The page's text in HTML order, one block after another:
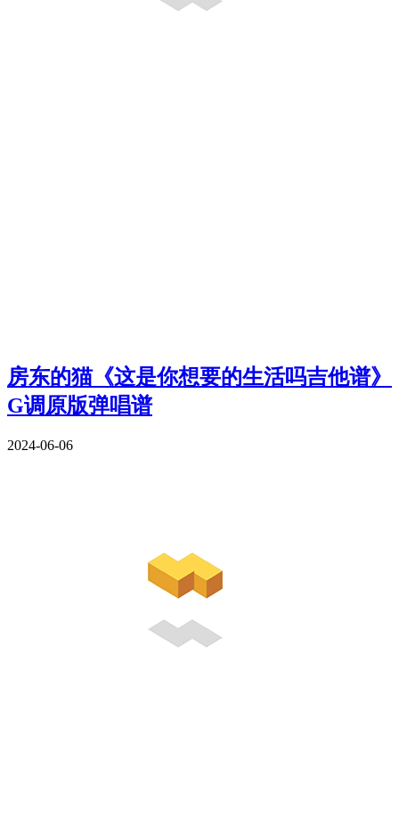
房东的猫《这是你想要的生活吗吉他谱》
G调原版弹唱谱
2024-06-06